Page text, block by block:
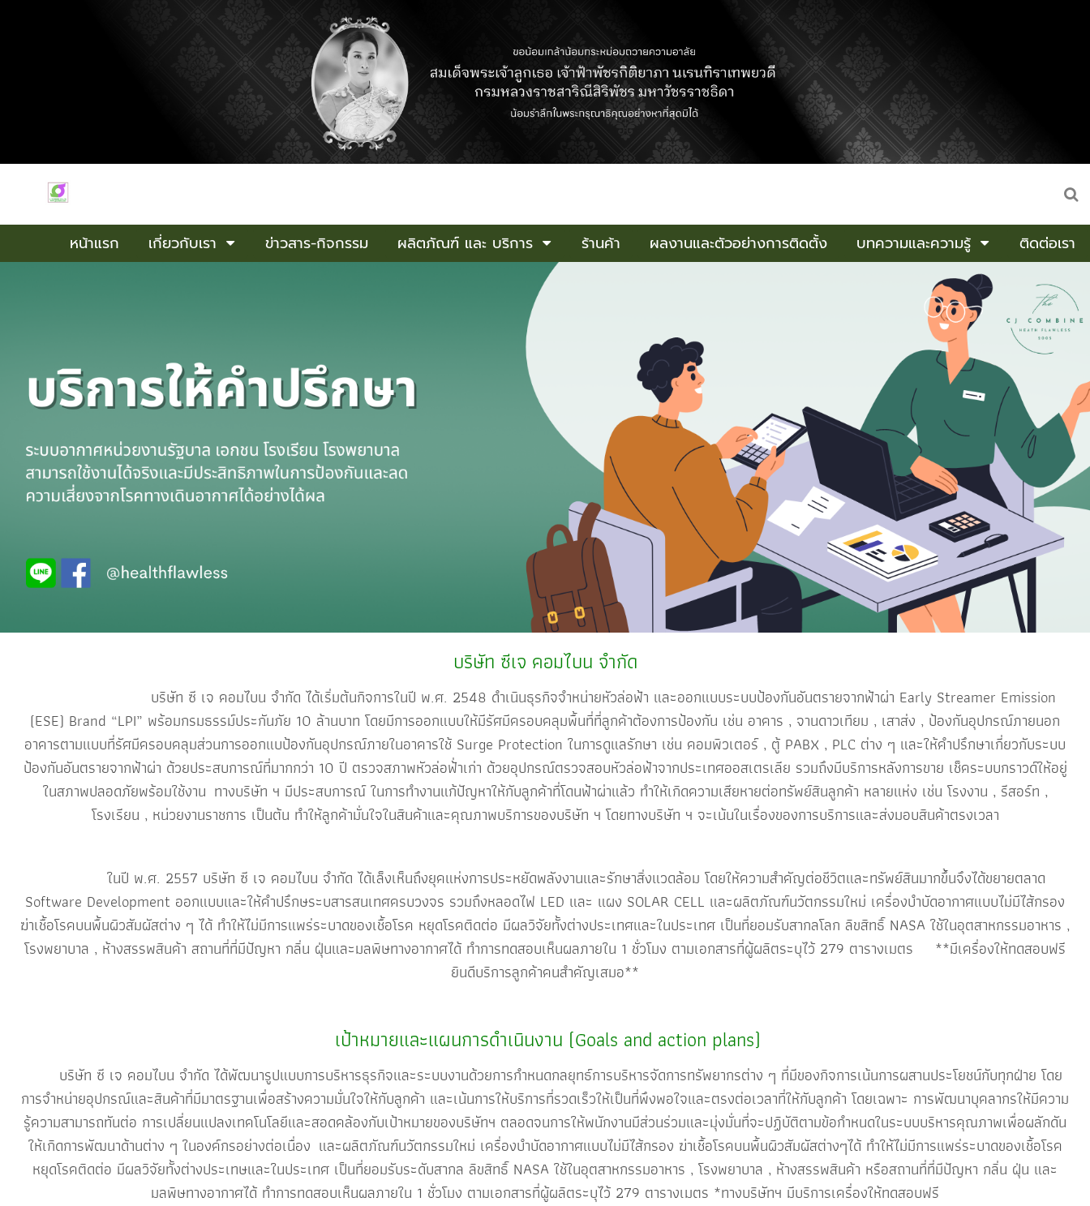
หน้าแรก เกี่ยวกับเรา ข่าวสาร-กิจกรรม ผลิตภัณฑ์ และ บริการ ร้านค้า ผลงานและตัวอย่างการติดตั้ง บทความและความรู้ ติดต่อเรา
บริษัท ซีเจ คอมไบน จำกัด
บริษัท ซี เจ คอมไบน จำกัด ได้เริ่มต้นกิจการในปี พ.ศ. 2548 ดำเนินธุรกิจจำหน่ายหัวล่อฟ้า และออกแบบระบบป้องกันอันตรายจากฟ้าผ่า Early Streamer Emission
(ESE) Brand “LPI” พร้อมกรมธรรม์ประกันภัย 10 ล้านบาท โดยมีการออกแบบให้มีรัศมีครอบคลุมพื้นที่ที่ลูกค้าต้องการป้องกัน เช่น อาคาร , จานดาวเทียม , เสาส่ง , ป้องกันอุปกรณ์ภายนอก
อาคารตามแบบที่รัศมีครอบคลุมส่วนการออกแบป้องกันอุปกรณ์ภายในอาคารใช้ Surge Protection ในการดูแลรักษา เช่น คอมพิวเตอร์ , ตู้ PABX , PLC ต่าง ๆ และให้คำปรึกษาเกี่ยวกับระบบ
ป้องกันอันตรายจากฟ้าผ่า ด้วยประสบการณ์ที่มากกว่า 10 ปี ตรวจสภาพหัวล่อฟ้่าเก่า ด้วยอุปกรณ์ตรวจสอบหัวล่อฟ้าจากประเทศออสเตรเลีย รวมถึงมีบริการหลังการขาย เช็คระบบกราวด์ให้อยู่
ในสภาพปลอดภัยพร้อมใช้งาน ทางบริษัท ฯ มีประสบการณ์ ในการทำงานแก้ปัญหาให้กับลูกค้าที่โดนฟ้าผ่าแล้ว ทำให้เกิดความเสียหายต่อทรัพย์สินลูกค้า หลายแห่ง เช่น โรงงาน , รีสอร์ท ,
โรงเรียน , หน่วยงานราชการ เป็นต้น ทำให้ลูกค้ามั่นใจในสินค้าและคุณภาพบริการของบริษัท ฯ โดยทางบริษัท ฯ จะเน้นในเรื่องของการบริการและส่งมอบสินค้าตรงเวลา
ในปี พ.ศ. 2557 บริษัท ซี เจ คอมไบน จำกัด ได้เล็งเห็นถึงยุคแห่งการประหยัดพลังงานและรักษาสิ่งแวดล้อม โดยให้ความสำคัญต่อชีวิตและทรัพย์สินมากขึ้นจึงได้ขยายตลาด
Software Development ออกแบบและให้คำปรึกษระบสารสนเทศครบวงจร รวมถึงหลอดไฟ LED และ แผง SOLAR CELL และผลิตภัณฑ์นวัตกรรมใหม่ เครื่องบำบัดอากาศแบบไม่มีไส้กรอง
ฆ่าเชื้อโรคบนพื้นผิวสัมผัสต่าง ๆ ได้ ทำให้ไม่มีการแพร่ระบาดของเชื้อโรค หยุดโรคติดต่อ มีผลวิจัยทั้งต่างประเทศและในประเทศ เป็นที่ยอมรับสากลโลก ลิขสิทธิ์ NASA ใช้ในอุตสาหกรรมอาหาร ,
โรงพยาบาล , ห้างสรรพสินค้า สถานที่ที่มีปัญหา กลิ่น ฝุ่นและมลพิษทางอากาศได้ ทำการทดสอบเห็นผลภายใน 1 ชั่วโมง ตามเอกสารที่ผู้ผลิตระบุไว้ 279 ตารางเมตร **มีเครื่องให้ทดสอบฟรี
ยินดีบริการลูกค้าคนสำคัญเสมอ**
เป้าหมายและแผนการดำเนินงาน (Goals and action plans)
บริษัท ซี เจ คอมไบน จำกัด ได้พัฒนารูปแบบการบริหารธุรกิจและระบบงานด้วยการกำหนดกลยุทธ์การบริหารจัดการทรัพยากรต่าง ๆ ที่มีของกิจการเน้นการผสานประโยชน์กับทุกฝ่าย โดย
การจำหน่ายอุปกรณ์และสินค้าที่มีมาตรฐานเพื่อสร้างความมั่นใจให้กับลูกค้า และเน้นการให้บริการที่รวดเร็วให้เป็นที่พึงพอใจและตรงต่อเวลาที่ให้กับลูกค้า โดยเฉพาะ การพัฒนาบุคลากรให้มีความ
รู้ความสามารถทันต่อ การเปลี่ยนแปลงเทคโนโลยีและสอดคล้องกับเป้าหมายของบริษัทฯ ตลอดจนการให้พนักงานมีส่วนร่วมและมุ่งมั่นที่จะปฏิบัติตามข้อกำหนดในระบบบริหารคุณภาพเพื่อผลักดัน
ให้เกิดการพัฒนาด้านต่าง ๆ ในองค์กรอย่างต่อเนื่อง และผลิตภัณฑ์นวัตกรรมใหม่ เครื่องบำบัดอากาศแบบไม่มีไส้กรอง ฆ่าเชื้อโรคบนพื้นผิวสัมผัสต่างๆได้ ทำให้ไม่มีการแพร่ระบาดของเชื้อโรค
หยุดโรคติดต่อ มีผลวิจัยทั้งต่างประเทษและในประเทศ เป็นที่ยอมรับระดับสากล ลิขสิทธิ์ NASA ใช้ในอุตสาหกรรมอาหาร , โรงพยาบาล , ห้างสรรพสินค้า หรือสถานที่ที่มีปัญหา กลิ่น ฝุ่น และ
มลพิษทางอากาศได้ ทำการทดสอบเห็นผลภายใน 1 ชั่วโมง ตามเอกสารที่ผู้ผลิตระบุไว้ 279 ตารางเมตร *ทางบริษัทฯ มีบริการเครื่องให้ทดสอบฟรี